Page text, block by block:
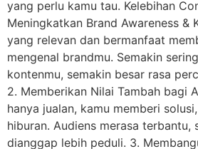
yang perlu kamu tau. Kelebihan
Meningkatkan Brand Awareness &
yang relevan dan bermanfaat
mengenal brandmu. Semakin
kontenmu, semakin besar rasa
2. Memberikan Nilai Tambah bagi
hanya jualan, kamu memberi
hiburan. Audiens merasa terbantu,
dianggap lebih peduli. 3.